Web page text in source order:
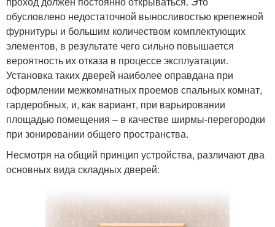
обусловлено недостаточной выносливостью крепежной
фурнитуры и большим количеством комплектующих
элементов, в результате чего сильно повышается
вероятность их отказа в процессе эксплуатации.
Установка таких дверей наиболее оправдана при
оформлении межкомнатных проемов спальных комнат,
гардеробных, и, как вариант, при варьировании
площадью помещения – в качестве ширмы-перегородки
при зонировании общего пространства.
Несмотря на общий принцип устройства, различают два
основных вида складных дверей: